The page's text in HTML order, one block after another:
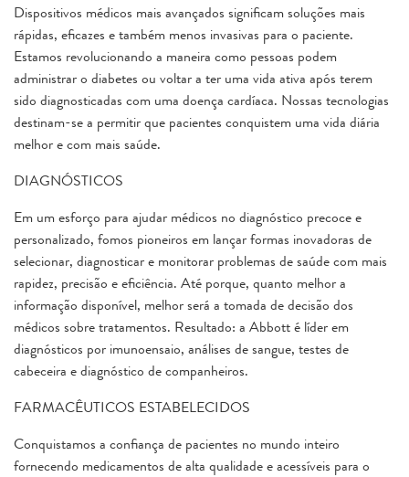
Dispositivos médicos mais avançados significam soluções mais
rápidas, eficazes e também menos invasivas para o paciente.
Estamos revolucionando a maneira como pessoas podem
administrar o diabetes ou voltar a ter uma vida ativa após terem
sido diagnosticadas com uma doença cardíaca. Nossas tecnologias
destinam-se a permitir que pacientes conquistem uma vida diária
melhor e com mais saúde.
DIAGNÓSTICOS
Em um esforço para ajudar médicos no diagnóstico precoce e
personalizado, fomos pioneiros em lançar formas inovadoras de
selecionar, diagnosticar e monitorar problemas de saúde com mais
rapidez, precisão e eficiência. Até porque, quanto melhor a
informação disponível, melhor será a tomada de decisão dos
médicos sobre tratamentos. Resultado: a Abbott é líder em
diagnósticos por imunoensaio, análises de sangue, testes de
cabeceira e diagnóstico de companheiros.
FARMACÊUTICOS ESTABELECIDOS
Conquistamos a confiança de pacientes no mundo inteiro
fornecendo medicamentos de alta qualidade e acessíveis para o